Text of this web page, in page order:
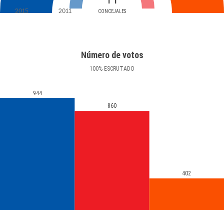
CONCEJALES
2015 2011
Número de votos
100% ESCRUTADO
944
860
402